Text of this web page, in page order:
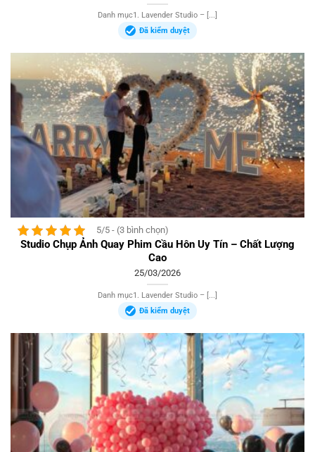
Danh mục1. Lavender Studio – [...]
Đã kiểm duyệt
5/5 - (3 bình chọn)
Studio Chụp Ảnh Quay Phim Cầu Hôn Uy Tín – Chất Lượng
Cao
25/03/2026
Danh mục1. Lavender Studio – [...]
Đã kiểm duyệt